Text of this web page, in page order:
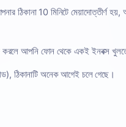
ঠিকানা 10 মিনিটে মেয়াদোত্তীর্ণ
করলে আপনি ফোন থেকে একই ইনবক্স
ঠিকানাটি অনেক আগেই চলে গেছে।